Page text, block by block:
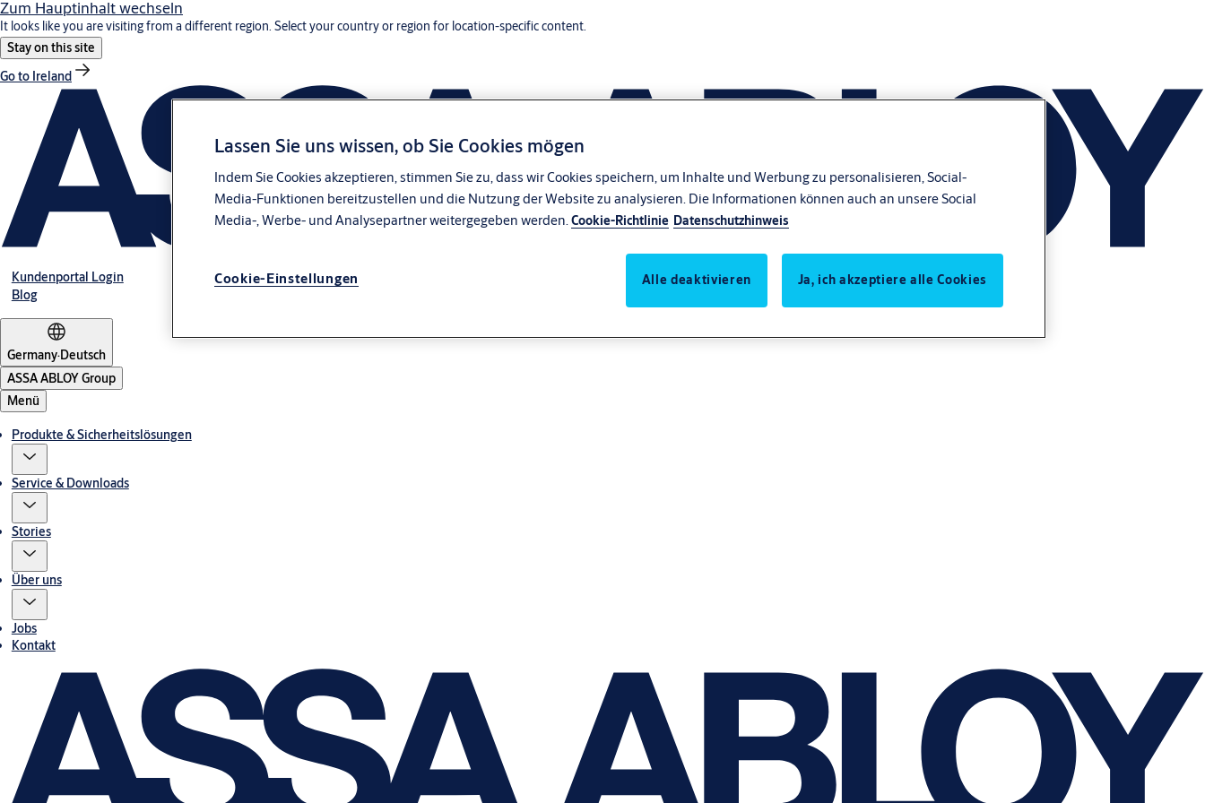
Zum Hauptinhalt wechseln
It looks like you are visiting from a different region. Select your country or region for location-specific content.
Stay on this site
Go to Ireland
Kundenportal Login
Blog
Germany·Deutsch
ASSA ABLOY Group
Menü
Produkte & Sicherheitslösungen
Service & Downloads
Stories
Über uns
Jobs
Kontakt
Lassen Sie uns wissen, ob Sie Cookies mögen
Indem Sie Cookies akzeptieren, stimmen Sie zu, dass wir Cookies speichern, um Inhalte und Werbung zu personalisieren, Social-
Media-Funktionen bereitzustellen und die Nutzung der Website zu analysieren. Die Informationen können auch an unsere Social
Media-, Werbe- und Analysepartner weitergegeben werden. Cookie-Richtlinie Datenschutzhinweis
Alle deaktivieren Ja, ich akzeptiere alle Cookies
Cookie-Einstellungen